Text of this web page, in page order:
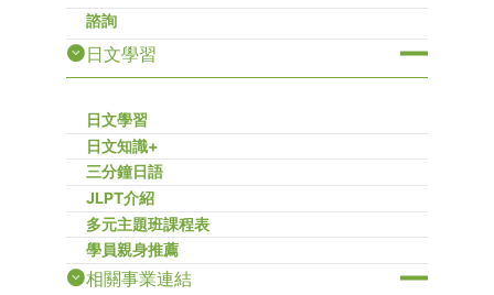
諮詢
日文學習
日文學習
日文知識+
三分鐘日語
JLPT介紹
多元主題班課程表
學員親身推薦
相關事業連結